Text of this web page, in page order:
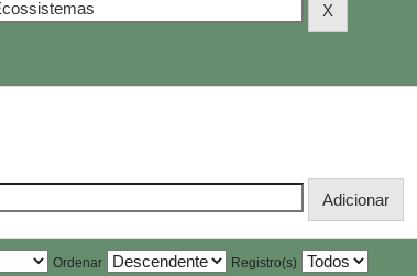
Ordenar Registro(s)